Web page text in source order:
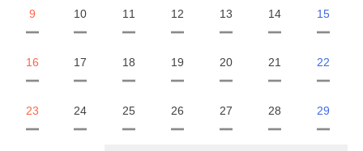
9 10 11 12 13 14 15
16 17 18 19 20 21 22
23 24 25 26 27 28 29